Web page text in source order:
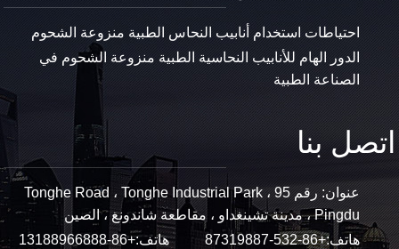
احتياطات استخدام أنابيب النحاس الطبية منزوعة الشحوم
الدور الهام للأنابيب النحاسية الطبية منزوعة الشحوم في
الصناعة الطبية
اتصل بنا
عنوان: رقم 95 Tonghe Road ، Tonghe Industrial Park ،
Pingdu ، مدينة تشينغداو ، مقاطعة شاندونغ ، الصين
هاتف:+86-532-87319887 هاتف:+86-13188966888